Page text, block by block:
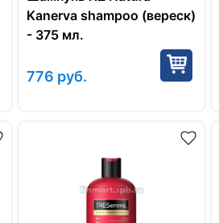
Kanerva shampoo (вереск)
- 375 мл.
776 руб.